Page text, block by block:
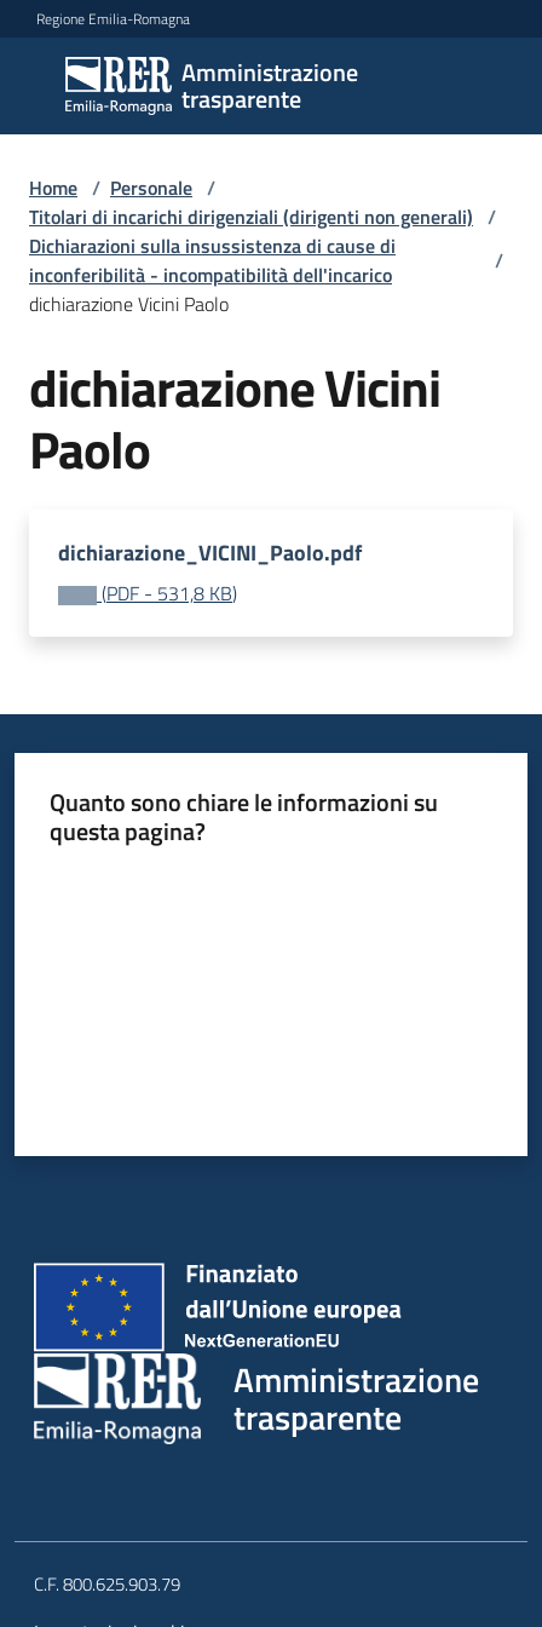
Vai al contenuto
Vai alla navigazione
Vai al footer
Regione Emilia-Romagna
Amministrazione
trasparente
Amministrazione
trasparente
Sottosezioni
Accesso
Home / Personale /
Titolari di incarichi dirigenziali (dirigenti non generali) /
Dichiarazioni sulla insussistenza di cause di
inconferibilità - incompatibilità dell'incarico
/
dichiarazione Vicini Paolo
dichiarazione Vicini
Paolo
dichiarazione_VICINI_Paolo.pdf
(PDF - 531,8 KB)
Quanto sono chiare le informazioni su
questa pagina?
Amministrazione
trasparente
C.F. 800.625.903.79